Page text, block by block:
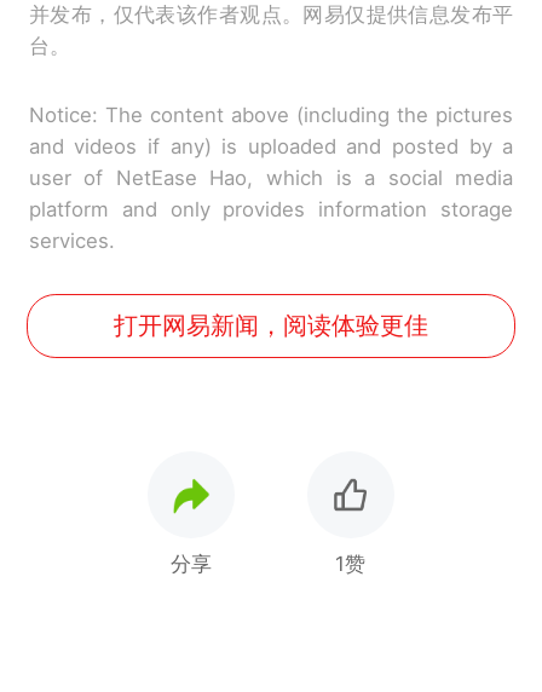
并发布，仅代表该作者观点。网易仅提供信息发布平
台。
Notice: The content above (including the pictures
and videos if any) is uploaded and posted by a
user of NetEase Hao, which is a social media
platform and only provides information storage
services.
打开网易新闻，阅读体验更佳
分享 1赞